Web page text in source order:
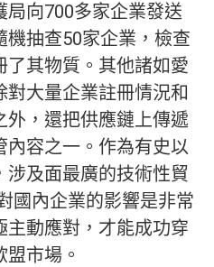
局向700多家企業發送
抽查50家企業，檢查
了其物質。其他諸如愛
大量企業註冊情況和
，還把供應鏈上傳遞
內容之一。作為有史以
涉及面最廣的技術性貿
國內企業的影響是非常
主動應對，才能成功穿
市場。